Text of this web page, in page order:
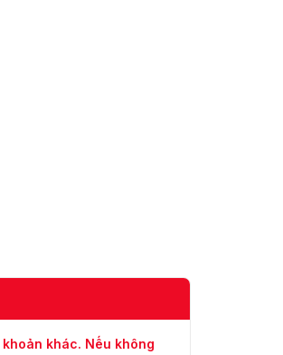
khác. Nếu không